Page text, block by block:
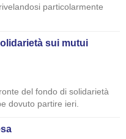
particolarmente
sui mutui
del fondo di solidarietà
dovuto partire ieri.